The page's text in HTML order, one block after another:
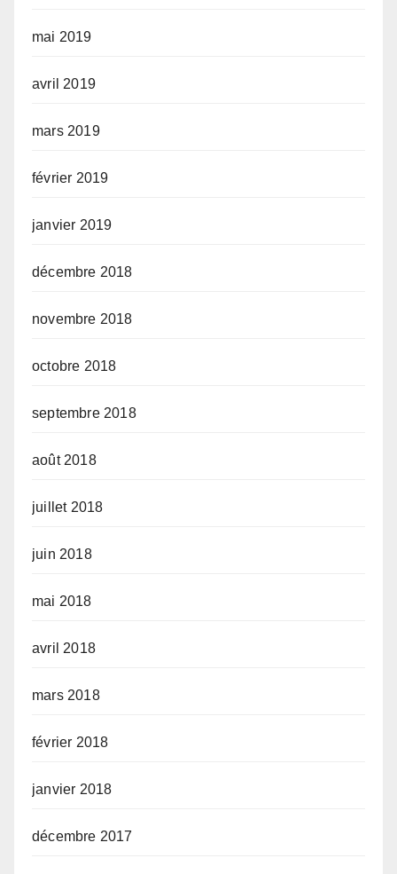
mai 2019
avril 2019
mars 2019
février 2019
janvier 2019
décembre 2018
novembre 2018
octobre 2018
septembre 2018
août 2018
juillet 2018
juin 2018
mai 2018
avril 2018
mars 2018
février 2018
janvier 2018
décembre 2017